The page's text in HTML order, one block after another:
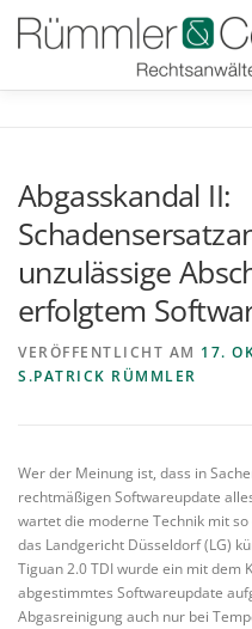
Inhalt
DOWNLOADS
Abgasskandal II:
unzulässige
erfolgtem
VERÖFFENTLICHT AM 17.
S.PATRICK RÜMMLER
Wer der Meinung ist, dass in
rechtmäßigen Softwareupdate
wartet die moderne Technik mit
das Landgericht Düsseldorf (LG)
Tiguan 2.0 TDI wurde ein mit dem
abgestimmtes Softwareupdate
Abgasreinigung auch nur bei